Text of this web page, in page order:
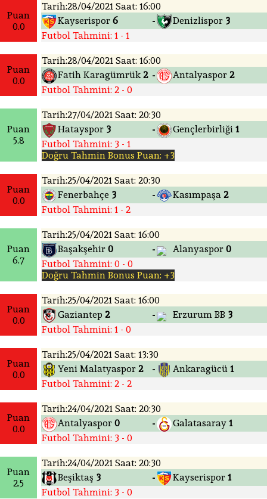
Puan
0.0
Tarih:28/04/2021 Saat: 16:00
Kayserispor 6 - Denizlispor 3
Futbol Tahmini: 1 - 1
Puan
0.0
Tarih:28/04/2021 Saat: 16:00
Fatih Karagümrük 2 - Antalyaspor 2
Futbol Tahmini: 2 - 0
Puan
5.8
Tarih:27/04/2021 Saat: 20:30
Hatayspor 3 - Gençlerbirliği 1
Futbol Tahmini: 3 - 1
Doğru Tahmin Bonus Puan: +3
Puan
0.0
Tarih:25/04/2021 Saat: 20:30
Fenerbahçe 3 - Kasımpaşa 2
Futbol Tahmini: 1 - 2
Puan
6.7
Tarih:25/04/2021 Saat: 16:00
Başakşehir 0 - Alanyaspor 0
Futbol Tahmini: 0 - 0
Doğru Tahmin Bonus Puan: +3
Puan
0.0
Tarih:25/04/2021 Saat: 16:00
Gaziantep 2 - Erzurum BB 3
Futbol Tahmini: 1 - 0
Puan
0.0
Tarih:25/04/2021 Saat: 13:30
Yeni Malatyaspor 2 - Ankaragücü 1
Futbol Tahmini: 2 - 2
Puan
0.0
Tarih:24/04/2021 Saat: 20:30
Antalyaspor 0 - Galatasaray 1
Futbol Tahmini: 3 - 0
Puan
2.5
Tarih:24/04/2021 Saat: 20:30
Beşiktaş 3 - Kayserispor 1
Futbol Tahmini: 3 - 0